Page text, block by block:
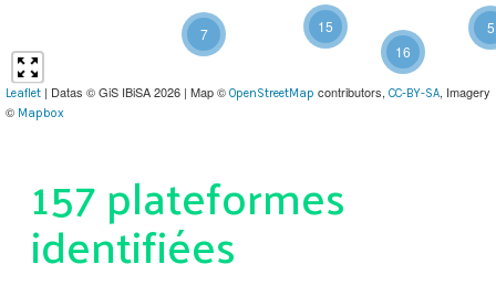
15
7
16
5
Leaflet | Datas © GiS IBiSA 2026 | Map © OpenStreetMap contributors, CC-BY-SA, Imagery
© Mapbox
157 plateformes
identifiées